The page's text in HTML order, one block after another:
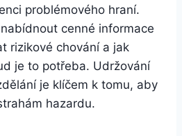
problémového hraní.
cenné informace
rizikové chování a jak
je to potřeba. Udržování
je klíčem k tomu, aby
hazardu.